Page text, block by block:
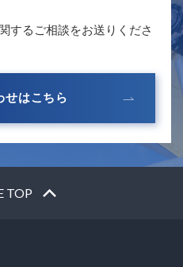
するご相談をお送りくださ
せはこちら
TOP